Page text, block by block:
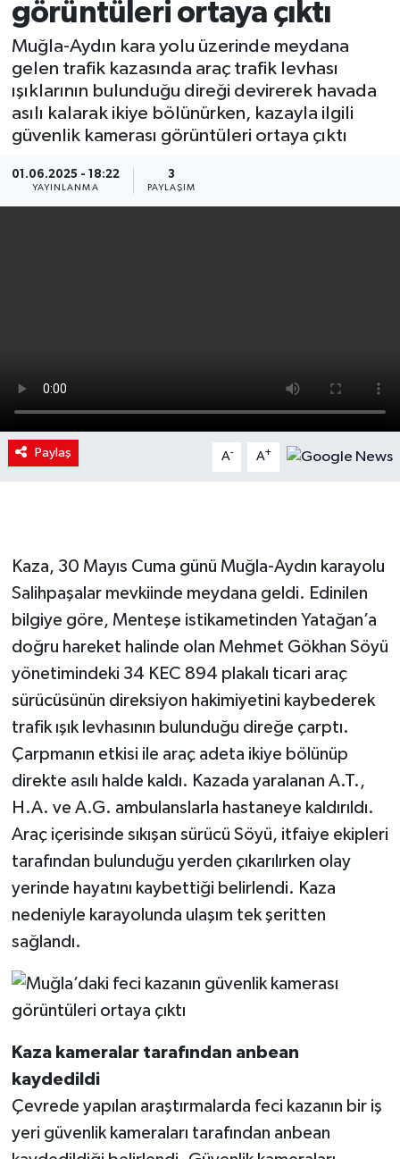
görüntüleri ortaya çıktı
Muğla-Aydın kara yolu üzerinde meydana
gelen trafik kazasında araç trafik levhası
ışıklarının bulunduğu direği devirerek havada
asılı kalarak ikiye bölünürken, kazayla ilgili
güvenlik kamerası görüntüleri ortaya çıktı
01.06.2025 - 18:22
YAYINLANMA
3
PAYLAŞIM
Paylaş A- A+
Kaza, 30 Mayıs Cuma günü Muğla-Aydın karayolu
Salihpaşalar mevkiinde meydana geldi. Edinilen
bilgiye göre, Menteşe istikametinden Yatağan’a
doğru hareket halinde olan Mehmet Gökhan Söyü
yönetimindeki 34 KEC 894 plakalı ticari araç
sürücüsünün direksiyon hakimiyetini kaybederek
trafik ışık levhasının bulunduğu direğe çarptı.
Çarpmanın etkisi ile araç adeta ikiye bölünüp
direkte asılı halde kaldı. Kazada yaralanan A.T.,
H.A. ve A.G. ambulanslarla hastaneye kaldırıldı.
Araç içerisinde sıkışan sürücü Söyü, itfaiye ekipleri
tarafından bulunduğu yerden çıkarılırken olay
yerinde hayatını kaybettiği belirlendi. Kaza
nedeniyle karayolunda ulaşım tek şeritten
sağlandı.
Kaza kameralar tarafından anbean
kaydedildi
Çevrede yapılan araştırmalarda feci kazanın bir iş
yeri güvenlik kameraları tarafından anbean